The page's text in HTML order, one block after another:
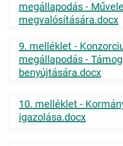
megállapodás -
megvalósítására.docx
9. melléklet -
megállapodás -
benyújtására.docx
10. melléklet -
igazolása.docx